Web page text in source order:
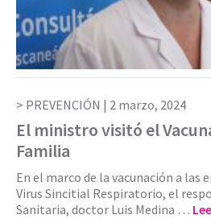
PREVENCIÓN | 2 marzo, 2024
El ministro visitó el
Familia
En el marco de la vacunación a las
Virus Sincitial Respiratorio, el
Sanitaria, doctor Luis Medina …